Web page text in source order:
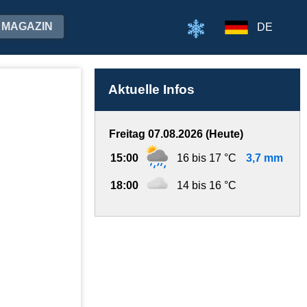
MAGAZIN DE
Aktuelle Infos
Freitag 07.08.2026 (Heute)
15:00 16 bis 17 °C 3,7 mm
18:00 14 bis 16 °C